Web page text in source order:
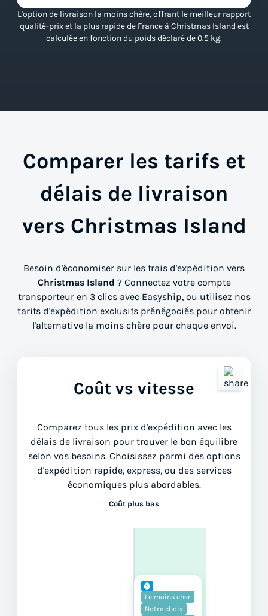
L'option de livraison la moins chère, offrant le meilleur rapport
qualité-prix et la plus rapide de France à Christmas Island est
calculée en fonction du poids déclaré de 0.5 kg.
Comparer les tarifs et
délais de livraison
vers Christmas Island
Besoin d'économiser sur les frais d'expédition vers
Christmas Island ? Connectez votre compte
transporteur en 3 clics avec Easyship, ou utilisez nos
tarifs d'expédition exclusifs prénégociés pour obtenir
l'alternative la moins chère pour chaque envoi.
Coût vs vitesse
Comparez tous les prix d'expédition avec les
délais de livraison pour trouver le bon équilibre
selon vos besoins. Choisissez parmi des options
d'expédition rapide, express, ou des services
économiques plus abordables.
Coût plus bas
Le moins cher
Notre choix